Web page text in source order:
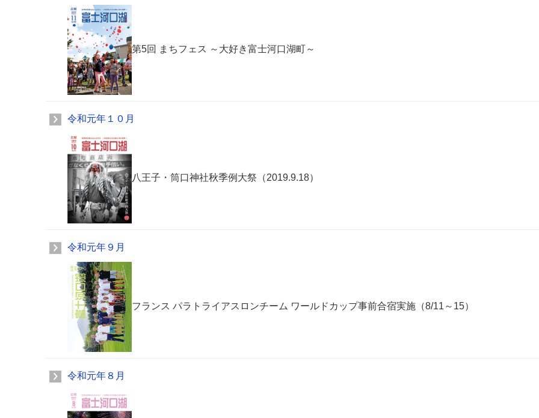
第5回 まちフェス ～大好き富士河口湖町～
令和元年１０月
八王子・筒口神社秋季例大祭（2019.9.18）
令和元年９月
フランス パラトライアスロンチーム ワールドカップ事前合宿実施（8/11～15）
令和元年８月